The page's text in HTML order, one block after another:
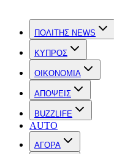
ΠΟΛΙΤΗΣ NEWS
ΚΥΠΡΟΣ
OIKONOMIA
ΑΠΟΨΕΙΣ
BUZZLIFE
AUTO
ΑΓΟΡΑ